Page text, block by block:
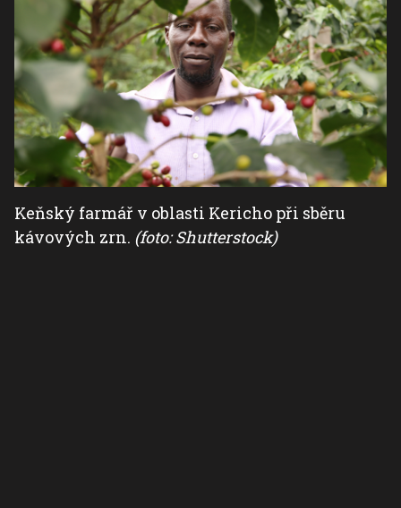
Keňský farmář v oblasti Kericho při sběru
kávových zrn. (foto: Shutterstock)